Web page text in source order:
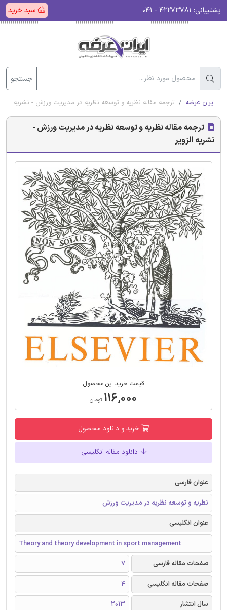
پشتیبانی: سبد خرید
جستجو
ایران عرضه ترجمه مقاله نظریه و توسعه نظریه در مدیریت ورزش - نشریه
ترجمه مقاله نظریه و توسعه نظریه در مدیریت ورزش -
نشریه الزویر
قیمت خرید این محصول
۱۱۶,۰۰۰ تومان
خرید و دانلود محصول
دانلود مقاله انگلیسی
عنوان فارسی
نظریه و توسعه نظریه در مدیریت ورزش
عنوان انگلیسی
Theory and theory development in sport management
صفحات مقاله فارسی
7
صفحات مقاله انگلیسی
4
سال انتشار
2013